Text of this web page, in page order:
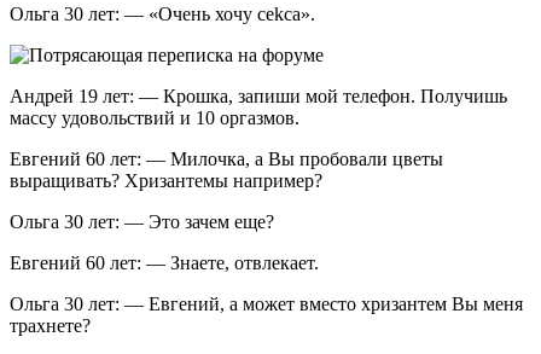
Ольга 30 лет: — «Очень хочу cеkcа».
Андрей 19 лет: — Крошка, запиши мой телефон. Получишь
массу удовольствий и 10 оргазмов.
Евгений 60 лет: — Милочка, а Вы пробовали цветы
выращивать? Хризантемы например?
Ольга 30 лет: — Это зачем еще?
Евгений 60 лет: — Знаете, отвлекает.
Ольга 30 лет: — Евгений, а может вместо хризантем Вы меня
трахнете?